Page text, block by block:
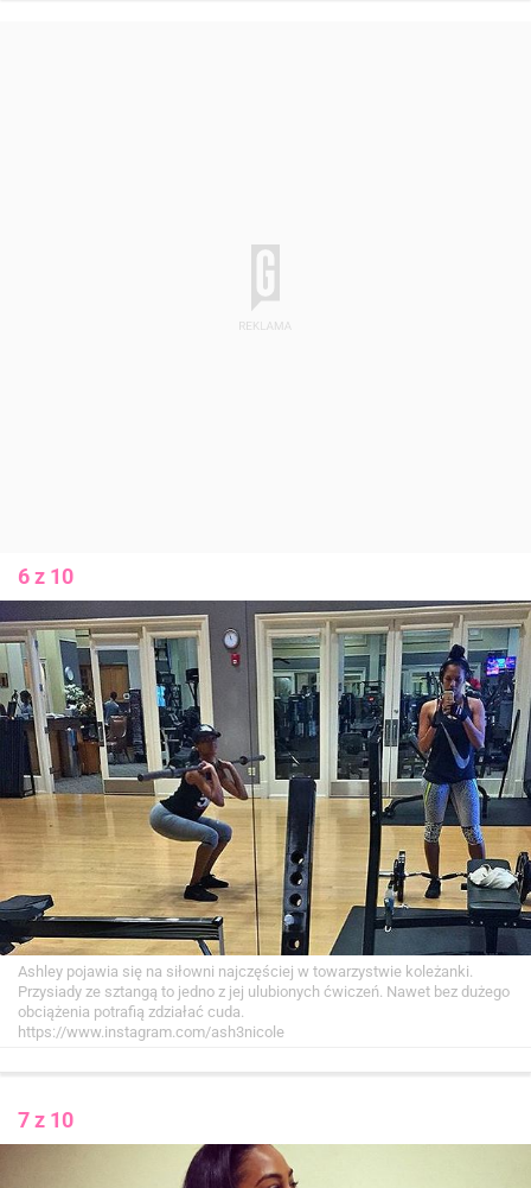
6 z 10
Ashley pojawia się na siłowni najczęściej w towarzystwie koleżanki.
Przysiady ze sztangą to jedno z jej ulubionych ćwiczeń. Nawet bez dużego
obciążenia potrafią zdziałać cuda.
https://www.instagram.com/ash3nicole
7 z 10